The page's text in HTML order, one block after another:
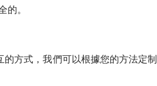
的。
方式，我們可以根據您的方法定制